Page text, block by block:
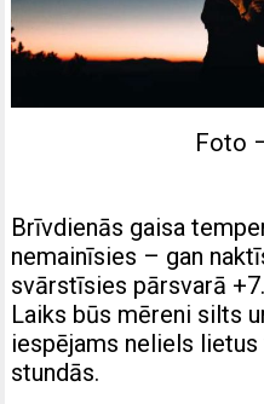
Foto
Brīvdienās gaisa
nemainīsies – gan
svārstīsies pārsvarā
Laiks būs mēreni silts
iespējams neliels
stundās.